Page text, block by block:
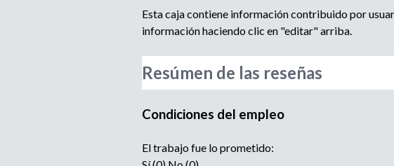
Esta caja contiene información contribuido por
información haciendo clic en "editar" arriba.
Resúmen de las reseñas
Condiciones del empleo
El trabajo fue lo prometido: